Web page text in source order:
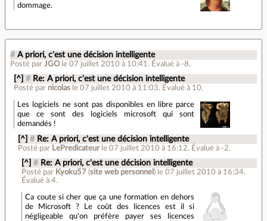
dommage.
# A priori, c'est une décision intelligente
Posté par JGO le 07 juillet 2010 à 10:41 . Évalué à -8.
[^] # Re: A priori, c'est une décision intelligente
Posté par nicolas le 07 juillet 2010 à 11:03. Évalué à 10.
Les logiciels ne sont pas disponibles en libre parce
que ce sont des logiciels microsoft qui sont
demandés !
[^] # Re: A priori, c'est une décision intelligente
Posté par LePredicateur le 07 juillet 2010 à 16:12. Évalué à -2.
[^] # Re: A priori, c'est une décision intelligente
Posté par Kyoku57 (site web personnel ) le 07 juillet 2010 à 16:34.
Évalué à4.
Ca coute si cher que ça une formation en dehors
de Microsoft ? Le coût des licences est il si
négligeable qu'on préfère payer ses licences